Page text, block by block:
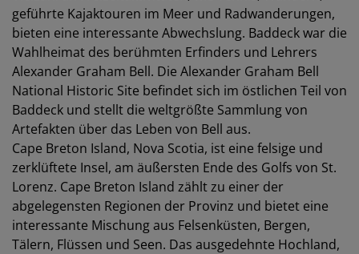
geführte Kajaktouren im Meer und Radwanderungen,
bieten eine interessante Abwechslung. Baddeck war die
Wahlheimat des berühmten Erfinders und Lehrers
Alexander Graham Bell. Die Alexander Graham Bell
National Historic Site befindet sich im östlichen Teil von
Baddeck und stellt die weltgrößte Sammlung von
Artefakten über das Leben von Bell aus.
Cape Breton Island, Nova Scotia, ist eine felsige und
zerklüftete Insel, am äußersten Ende des Golfs von St.
Lorenz. Cape Breton Island zählt zu einer der
abgelegensten Regionen der Provinz und bietet eine
interessante Mischung aus Felsenküsten, Bergen,
Tälern, Flüssen und Seen. Das ausgedehnte Hochland,